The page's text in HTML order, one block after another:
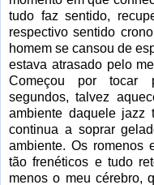
tudo faz sentido,
respectivo sentido
homem se cansou de
estava atrasado pelo
Começou por tocar
segundos, talvez
ambiente daquele
continua a soprar
ambiente. Os romenos
tão frenéticos e tudo
menos o meu cérebro,